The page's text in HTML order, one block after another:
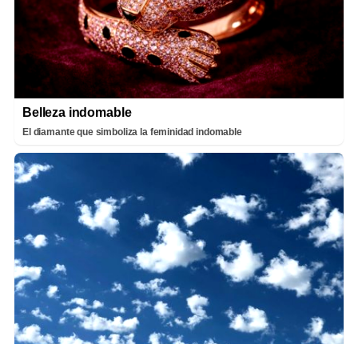
Belleza indomable
El diamante que simboliza la feminidad indomable